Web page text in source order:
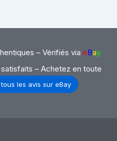
– Vérifiés via eBay
– Achetez en toute
les avis sur eBay